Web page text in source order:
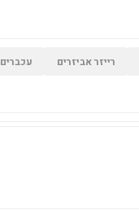
רייזר אביזרים עכברים